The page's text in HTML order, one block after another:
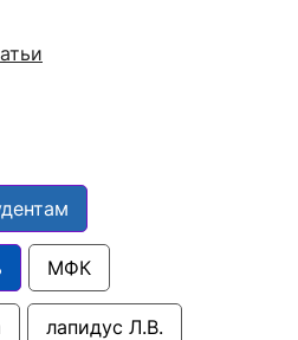
МФК
лапидус Л.В.